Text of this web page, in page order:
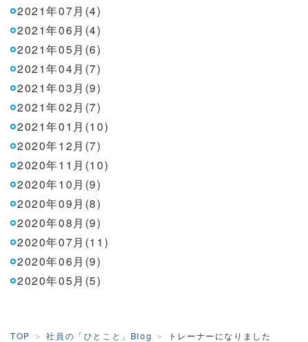
2021年07月(4)
2021年06月(4)
2021年05月(6)
2021年04月(7)
2021年03月(9)
2021年02月(7)
2021年01月(10)
2020年12月(7)
2020年11月(10)
2020年10月(9)
2020年09月(8)
2020年08月(9)
2020年07月(11)
2020年06月(9)
2020年05月(5)
TOP 社員の「ひとこと」Blog トレーナーになりました